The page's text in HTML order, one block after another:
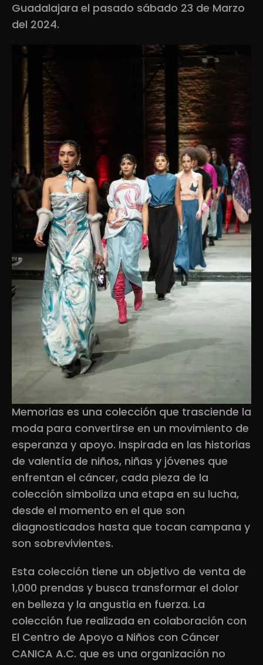
Guadalajara el pasado sábado 23 de Marzo
del 2024.
Memorias es una colección que trasciende la
moda para convertirse en un movimiento de
esperanza y apoyo. Inspirada en las historias
de valentía de niños, niñas y jóvenes que
enfrentan el cáncer, cada pieza de la
colección simboliza una etapa en su lucha,
desde el momento en el que son
diagnosticados hasta que tocan campana y
son sobrevivientes.
Esta colección tiene un objetivo de venta de
1,000 prendas y busca transformar el dolor
en belleza y la angustia en fuerza. La
colección fue realizada en colaboración con
El Centro de Apoyo a Niños con Cáncer
CANICA A.C. que es una organización no